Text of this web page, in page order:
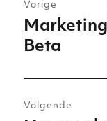
navigatie
Vorige
Vorig
bericht:
Beta
Volgende